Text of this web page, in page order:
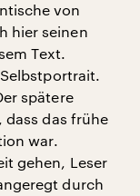
von
hier seinen
Text.
spätere
das frühe
war.
gehen, Leser
durch